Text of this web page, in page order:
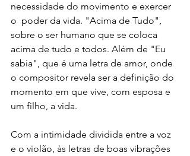
necessidade do movimento e exercer
o  poder da vida. "Acima de Tudo",
sobre o ser humano que se coloca
acima de tudo e todos. Além de "Eu
sabia", que é uma letra de amor, onde
o compositor revela ser a definição do
momento em que vive, com esposa e
um filho, a vida.
Com a intimidade dividida entre a voz
e o violão, às letras de boas vibrações